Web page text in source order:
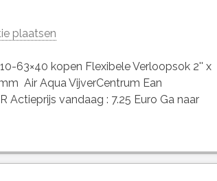
plaatsen
63×40 kopen Flexibele Verloopsok 2'' x
Air Aqua VijverCentrum Ean
Actieprijs vandaag : 7.25 Euro Ga naar